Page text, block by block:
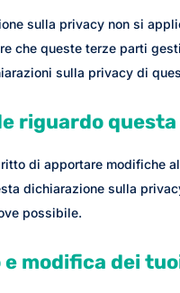
sulla privacy non si
che queste terze parti
sulla privacy di
riguardo
di apportare modifiche
dichiarazione sulla
possibile.
e modifica dei